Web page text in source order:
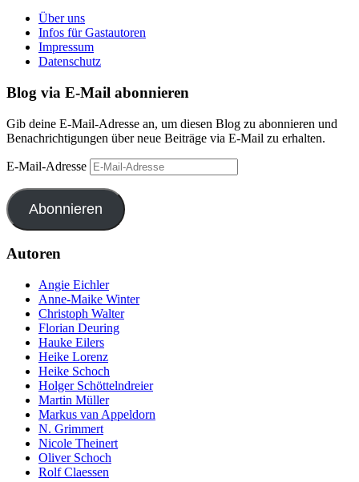
Über uns
Infos für Gastautoren
Impressum
Datenschutz
Blog via E-Mail abonnieren
Gib deine E-Mail-Adresse an, um diesen Blog zu abonnieren und
Benachrichtigungen über neue Beiträge via E-Mail zu erhalten.
E-Mail-Adresse
Abonnieren
Autoren
Angie Eichler
Anne-Maike Winter
Christoph Walter
Florian Deuring
Hauke Eilers
Heike Lorenz
Heike Schoch
Holger Schöttelndreier
Martin Müller
Markus van Appeldorn
N. Grimmert
Nicole Theinert
Oliver Schoch
Rolf Claessen